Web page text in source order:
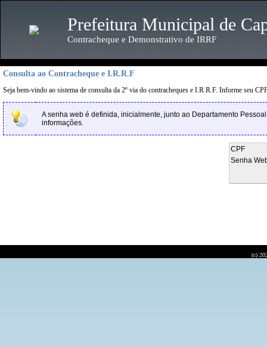
Prefeitura Municipal de
Contracheque e Demonstrativo de IRRF
Consulta ao Contracheque e I.R.R.F
Seja bem-vindo ao sistema de consulta da 2º via do contracheques e I.R.R.F. Informe seu
A senha web é definida, inicialmente, junto ao Departamento
informações.
CPF
Senha
(c)